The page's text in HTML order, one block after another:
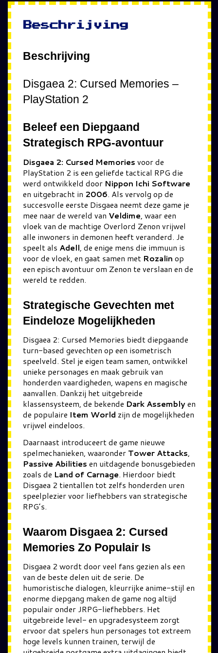
Beschrijving
Beschrijving
Disgaea 2: Cursed Memories –
PlayStation 2
Beleef een Diepgaand
Strategisch RPG-avontuur
Disgaea 2: Cursed Memories voor de
PlayStation 2 is een geliefde tactical RPG die
werd ontwikkeld door Nippon Ichi Software
en uitgebracht in 2006. Als vervolg op de
succesvolle eerste Disgaea neemt deze game je
mee naar de wereld van Veldime , waar een
vloek van de machtige Overlord Zenon vrijwel
alle inwoners in demonen heeft veranderd. Je
speelt als Adell , de enige mens die immuun is
voor de vloek, en gaat samen met Rozalin op
een episch avontuur om Zenon te verslaan en de
wereld te redden.
Strategische Gevechten met
Eindeloze Mogelijkheden
Disgaea 2: Cursed Memories biedt diepgaande
turn-based gevechten op een isometrisch
speelveld. Stel je eigen team samen, ontwikkel
unieke personages en maak gebruik van
honderden vaardigheden, wapens en magische
aanvallen. Dankzij het uitgebreide
klassensysteem, de bekende Dark Assemblyen
de populaire Item World zijn de mogelijkheden
vrijwel eindeloos.
Daarnaast introduceert de game nieuwe
spelmechanieken, waaronder Tower Attacks
Passive Abilities en uitdagende bonusgebieden
zoals de Land of Carnage. Hierdoor biedt
Disgaea 2 tientallen tot zelfs honderden uren
speelplezier voor liefhebbers van strategische
RPG’s.
Waarom Disgaea 2: Cursed
Memories Zo Populair Is
Disgaea 2 wordt door veel fans gezien als een
van de beste delen uit de serie. De
humoristische dialogen, kleurrijke anime-stijl en
enorme diepgang maken de game nog altijd
populair onder JRPG-liefhebbers. Het
uitgebreide level- en upgradesysteem zorgt
ervoor dat spelers hun personages tot extreem
hoge levels kunnen trainen, terwijl de